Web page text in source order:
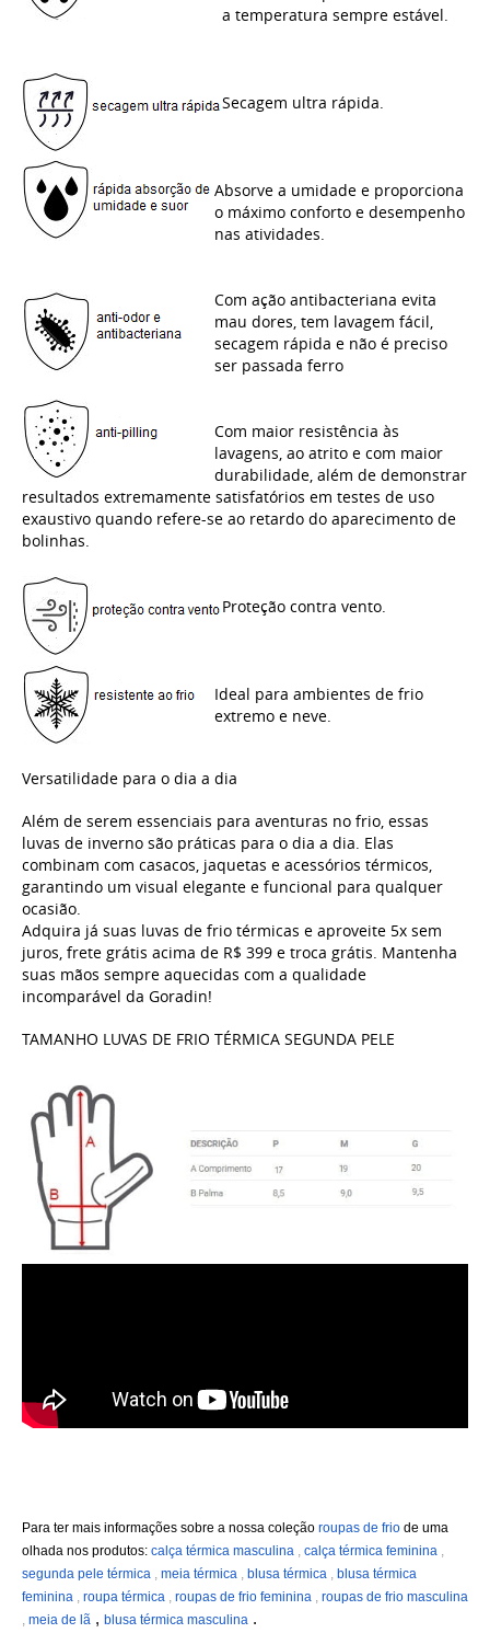
a temperatura sempre estável.
Secagem ultra rápida.
Absorve a umidade e proporciona
o máximo conforto e desempenho
nas atividades.
Com ação antibacteriana evita
mau dores, tem lavagem fácil,
secagem rápida e não é preciso
ser passada ferro
Com maior resistência às
lavagens, ao atrito e com maior
durabilidade, além de demonstrar
resultados extremamente satisfatórios em testes de uso
exaustivo quando refere-se ao retardo do aparecimento de
bolinhas.
Proteção contra vento.
Ideal para ambientes de frio
extremo e neve.
Versatilidade para o dia a dia
Além de serem essenciais para aventuras no frio, essas
luvas de inverno são práticas para o dia a dia. Elas
combinam com casacos, jaquetas e acessórios térmicos,
garantindo um visual elegante e funcional para qualquer
ocasião.
Adquira já suas luvas de frio térmicas e aproveite 5x sem
juros, frete grátis acima de R$ 399 e troca grátis. Mantenha
suas mãos sempre aquecidas com a qualidade
incomparável da Goradin!
TAMANHO LUVAS DE FRIO TÉRMICA SEGUNDA PELE
Para ter mais informações sobre a nossa coleção roupas de frio de uma
olhada nos produtos: calça térmica masculina calça térmica feminina
segunda pele térmica
meia térmica blusa térmica
blusa térmica
feminina
roupa térmica roupas de frio feminina
roupas de frio masculina
meia de lã , blusa térmica masculina .